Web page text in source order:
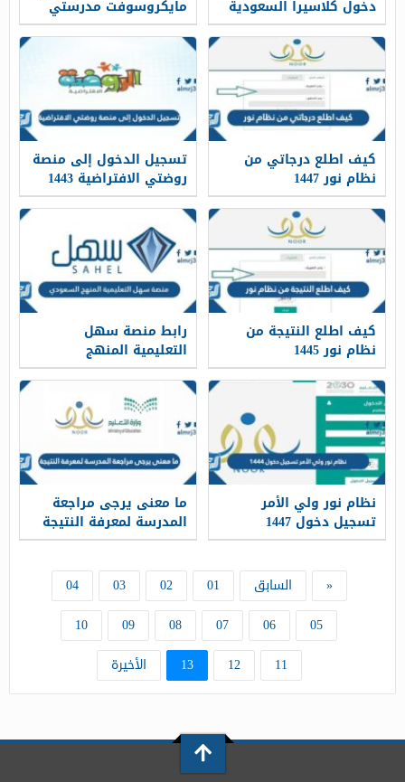
دخول كلاسيرا السعودية
classlight.com
مايكروسوفت مدرستي
كيف اطلع درجاتي من
نظام نور 1447
تسجيل الدخول إلى منصة
روضتي الافتراضية 1443
كيف اطلع النتيجة من
نظام نور 1445
رابط منصة سهل
التعليمية المنهج
السعودي sahl.io
نظام نور ولي الأمر
تسجيل دخول 1447
ما معنى يرجى مراجعة
المدرسة لمعرفة النتيجة
« السابق 01
02
03
04
05
06
07
08
09
10
11
12
13 الأخيرة